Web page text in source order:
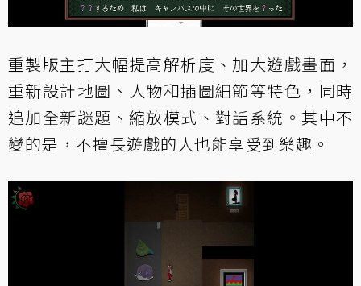
重製版主打大幅提高解析度、加大遊戲畫面，
重新設計地圖、人物和插圖細節等特色，同時
追加全新謎題、縮放模式、對話系統。其中不
變的是，不擅長遊戲的人也能享受到樂趣。